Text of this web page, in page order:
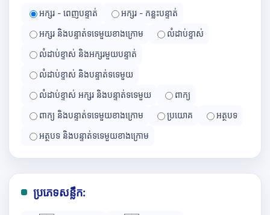
អក្សរ - ពេញបន្ទាត់
អក្សរ - កន្លះបន្ទាត់
អក្សរ និងបន្ទាត់ទទេមួយខាងក្រោម
លំដាប់ខ្ទាស់
លំដាប់ខ្ទាស់ និងអក្សរមួយបន្ទាត់
លំដាប់ខ្ទាស់ និងបន្ទាត់ទទេមួយ
លំដាប់ខ្ទាស់ អក្សរ និងបន្ទាត់ទទេមួយ
ពាក្យ
ពាក្យ និងបន្ទាត់ទទេមួយខាងក្រោម
ប្រយោគ
អត្ថបទ
អត្ថបទ និងបន្ទាត់ទទេមួយខាងក្រោម
ប្រភេទសន្លឹក: